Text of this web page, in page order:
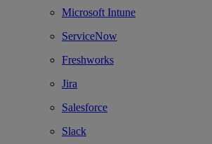
Microsoft Intune
ServiceNow
Freshworks
Jira
Salesforce
Slack